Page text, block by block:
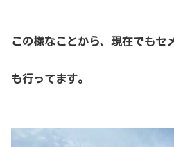
この様なことから、現在でもセ
も行ってます。